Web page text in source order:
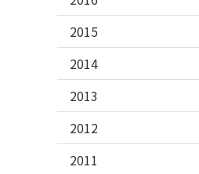
2015
2014
2013
2012
2011